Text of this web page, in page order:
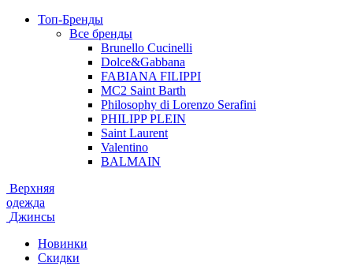
Топ-Бренды
Все бренды
Brunello Cucinelli
Dolce&Gabbana
FABIANA FILIPPI
MC2 Saint Barth
Philosophy di Lorenzo Serafini
PHILIPP PLEIN
Saint Laurent
Valentino
BALMAIN
Верхняя
одежда
Джинсы
Новинки
Скидки